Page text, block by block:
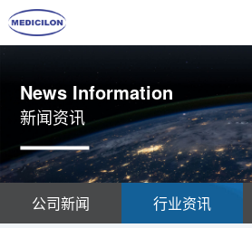
News Information
新闻资讯
公司新闻 行业资讯